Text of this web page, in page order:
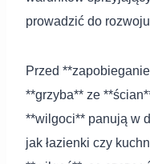
prowadzić do
Przed
**grzyba** ze
**wilgoci** panują w
jak łazienki czy